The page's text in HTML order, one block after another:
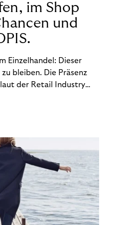
im Shop
und
Einzelhandel: Dieser
bleiben. Die Präsenz
der Retail Industry
kann. Ein fester
im Shop ab. BOPIS
hat aber auch seinen
oder zusätzliche
der Risiken. Ist es
die Vor- und Nachteile